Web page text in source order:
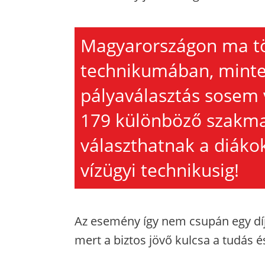
Magyarországon ma
technikumában,
pályaválasztás
179 különböző
választhatnak a
vízügyi technikusig!
Az esemény így nem csupán egy
mert a biztos jövő kulcsa a tudás